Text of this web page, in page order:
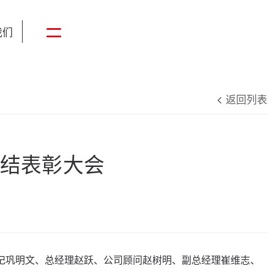
返回列表
表彰大会
明文、总经理赵跃、公司顾问赵树明、副总经理崔维志、